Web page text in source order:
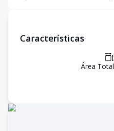
Características
Área Total